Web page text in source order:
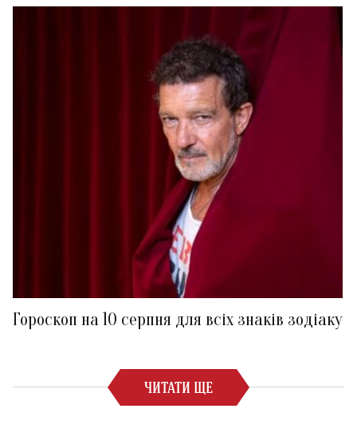
Гороскоп на 10 серпня для всіх знаків зодіаку
ЧИТАТИ ЩЕ